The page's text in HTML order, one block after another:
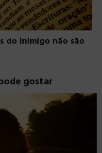
do inimigo não são
gostar